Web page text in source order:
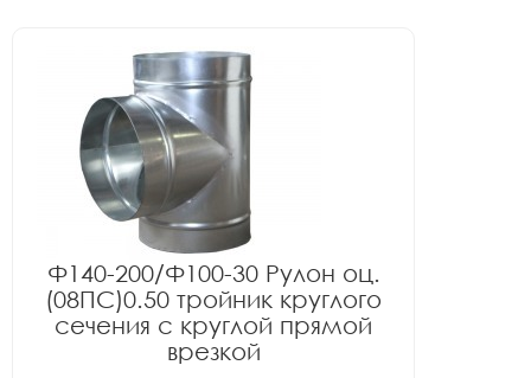
Ф140-200/Ф100-30 Рулон оц.
(08ПС)0.50 тройник круглого
сечения с круглой прямой
врезкой